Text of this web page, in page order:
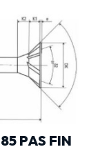
PAS FIN